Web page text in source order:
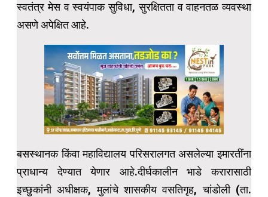
स्वतंत्र मेस व स्वयंपाक सुविधा, सुरक्षितता व वाहनतळ व्यवस्था
असणे अपेक्षित आहे.
बसस्थानक किंवा महाविद्यालय परिसरालगत असलेल्या इमारतींना
प्राधान्य देण्यात येणार आहे.दीर्घकालीन भाडे करारासाठी
इच्छुकांनी अधीक्षक, मुलांचे शासकीय वसतिगृह, चांडोली (ता.